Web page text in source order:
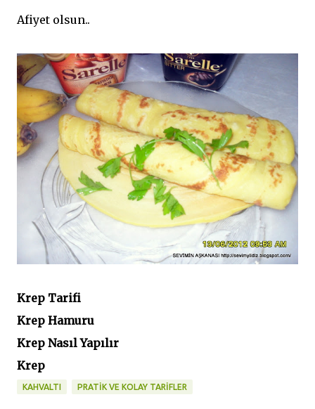
Afiyet olsun..
Krep Tarifi
Krep Hamuru
Krep Nasıl Yapılır
Krep
KAHVALTI PRATİK VE KOLAY TARİFLER